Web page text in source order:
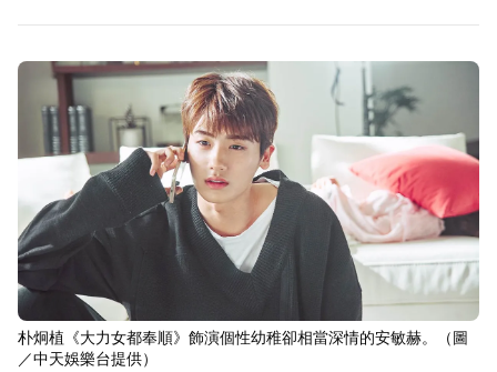
朴炯植《大力女都奉順》飾演個性幼稚卻相當深情的安敏赫。（圖
／中天娛樂台提供）